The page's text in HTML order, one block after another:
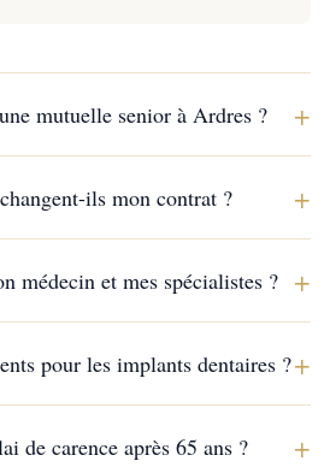
mutuelle senior à Ardres ? +
ils mon contrat ? +
médecin et mes spécialistes ? +
pour les implants dentaires ?+
de carence après 65 ans ? +